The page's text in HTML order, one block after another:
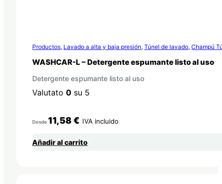
Productos, Lavado a alta y baja presión, Túnel de lavado, Champú
WASHCAR-L – Detergente espumante listo al uso
Detergente espumante listo al uso
Valutato 0 su 5
Desde11,58€ IVA incluido
Añadir al carrito